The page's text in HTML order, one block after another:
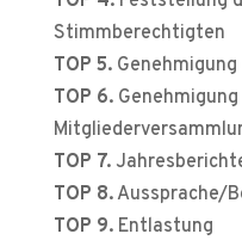
Stimmberechtigten
TOP 5.Genehmigung
TOP 6.
TOP 7.
TOP 8.Aussprache/
TOP 9.Entlastung